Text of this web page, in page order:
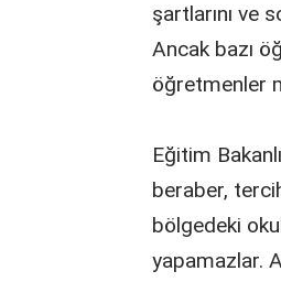
şartlarını ve
Ancak bazı
öğretmenler
Eğitim
beraber,
bölgedeki
yapamazlar.